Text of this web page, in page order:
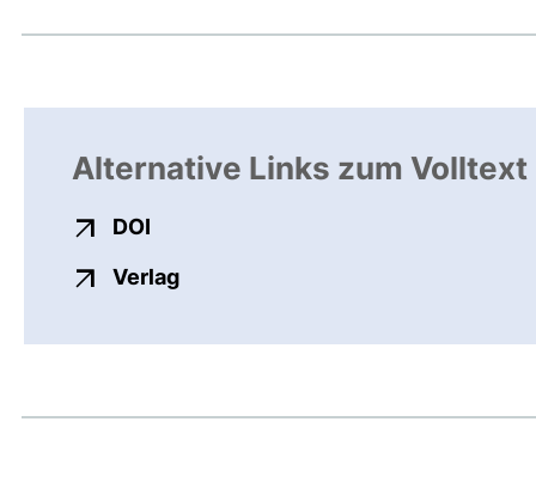
Alternative Links zum Volltext
DOI
Verlagexterner Link, öffnet neues